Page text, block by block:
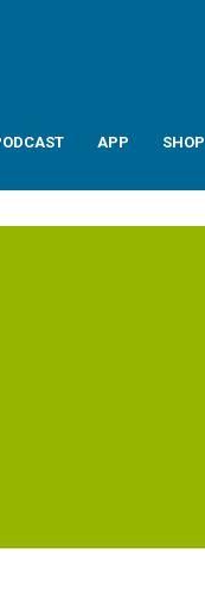
APP SHOP